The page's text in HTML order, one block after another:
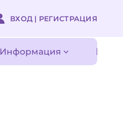
ВХОД | РЕГИСТРАЦИЯ
Информация